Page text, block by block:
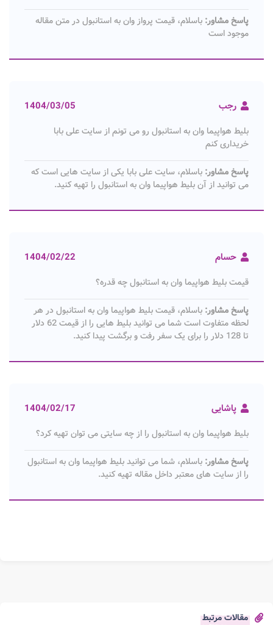
مقالات مرتبط
پاسخ مشاور: باسلام، قیمت پرواز وان به استانبول در متن مقاله
موجود است
رجب 1404/03/05
بلیط هواپیما وان به استانبول رو می تونم از سایت علی بابا
خریداری کنم
پاسخ مشاور: باسلام، سایت علی بابا یکی از سایت هایی است که
می توانید از آن بلیط هواپیما وان به استانبول را تهیه کنید.
حسام 1404/02/22
قیمت بلیط هواپیما وان به استانبول چه قدره؟
پاسخ مشاور: باسلام، قیمت بلیط هواپیما وان به استانبول در هر
لحظه متفاوت است شما می توانید بلیط هایی را از قیمت 62 دلار
تا 128 دلار را برای یک سفر رفت و برگشت پیدا کنید.
پاشایی 1404/02/17
بلیط هواپیما وان به استانبول را از چه سایتی می توان تهیه کرد؟
پاسخ مشاور: باسلام، شما می توانید بلیط هواپیما وان به استانبول
را از سایت های معتبر داخل مقاله تهیه کنید.